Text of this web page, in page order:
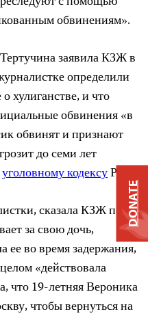
обвинениям».
заявила КЗЖ в
определили
хулиганстве, и что
обвинения «в
обвинят и признают
до семи лет
уголовному кодексуРФ.
сказала КЗЖ по
за свою дочь,
ее во время задержания,
«действовала
что 19-летняя Вероника
чтобы вернуться на
DONATE